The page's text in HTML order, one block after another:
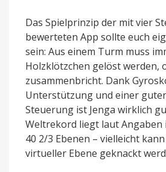
Das Spielprinzip der mit vier
bewerteten App sollte euch
sein: Aus einem Turm muss
Holzklötzchen gelöst werden,
zusammenbricht. Dank
Unterstützung und einer
Steuerung ist Jenga wirklich
Weltrekord liegt laut Angaben
40 2/3 Ebenen – vielleicht
virtueller Ebene geknackt